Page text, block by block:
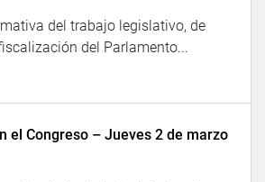
del trabajo legislativo, de
del Parlamento...
el Congreso – Jueves 2 de marzo